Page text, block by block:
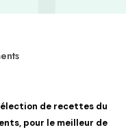
de recettes du
pour le meilleur de